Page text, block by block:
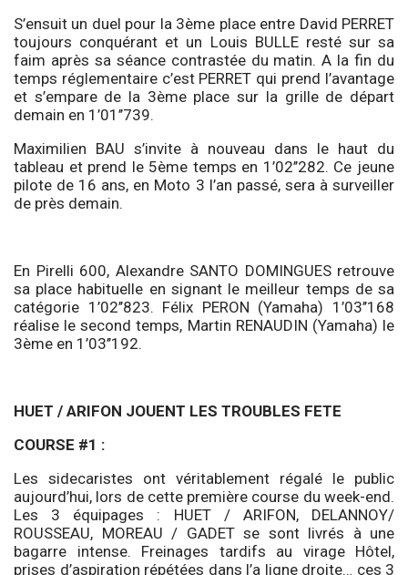
S’ensuit un duel pour la 3ème place entre David PERRET
toujours conquérant et un Louis BULLE resté sur sa
faim après sa séance contrastée du matin. A la fin du
temps réglementaire c’est PERRET qui prend l’avantage
et s’empare de la 3ème place sur la grille de départ
demain en 1’01’’739.
Maximilien BAU s’invite à nouveau dans le haut du
tableau et prend le 5ème temps en 1’02’’282. Ce jeune
pilote de 16 ans, en Moto 3 l’an passé, sera à surveiller
de près demain.
En Pirelli 600, Alexandre SANTO DOMINGUES retrouve
sa place habituelle en signant le meilleur temps de sa
catégorie 1’02’’823. Félix PERON (Yamaha) 1’03’’168
réalise le second temps, Martin RENAUDIN (Yamaha) le
3ème en 1’03’’192.
HUET / ARIFON JOUENT LES TROUBLES FETE
COURSE #1 :
Les sidecaristes ont véritablement régalé le public
aujourd’hui, lors de cette première course du week-end.
Les 3 équipages : HUET / ARIFON, DELANNOY/
ROUSSEAU, MOREAU / GADET se sont livrés à une
bagarre intense. Freinages tardifs au virage Hôtel,
prises d’aspiration répétées dans l’a ligne droite… ces 3